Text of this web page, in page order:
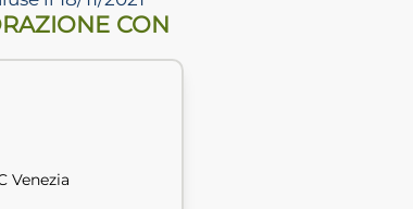
CON